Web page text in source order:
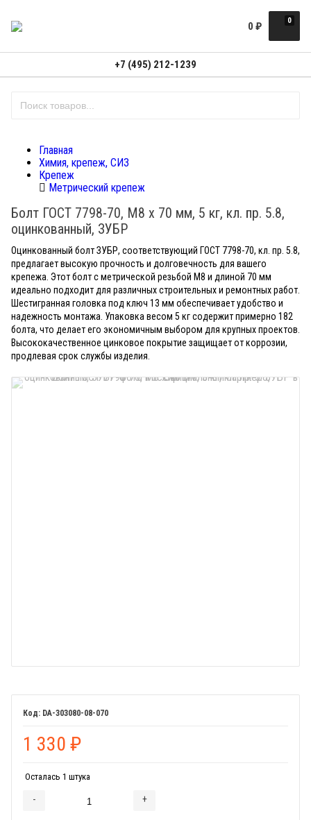
0
0 ₽
+7 (495) 212-1239
Главная
Химия, крепеж, СИЗ
Крепеж
Метрический крепеж
Болт ГОСТ 7798-70, M8 x 70 мм, 5 кг, кл. пр. 5.8,
оцинкованный, ЗУБР
Оцинкованный болт ЗУБР, соответствующий ГОСТ 7798-70, кл. пр. 5.8,
предлагает высокую прочность и долговечность для вашего
крепежа. Этот болт с метрической резьбой M8 и длиной 70 мм
идеально подходит для различных строительных и ремонтных работ.
Шестигранная головка под ключ 13 мм обеспечивает удобство и
надежность монтажа. Упаковка весом 5 кг содержит примерно 182
болта, что делает его экономичным выбором для крупных проектов.
Высококачественное цинковое покрытие защищает от коррозии,
продлевая срок службы изделия.
DA-303080-08-070
1 330 ₽
Осталась 1 штука
- +